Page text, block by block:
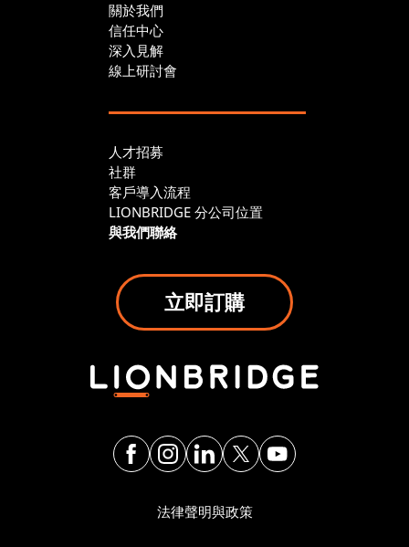
關於我們
信任中心
深入見解
線上研討會
人才招募
社群
客戶導入流程
LIONBRIDGE 分公司位置
與我們聯絡
立即訂購
法律聲明與政策